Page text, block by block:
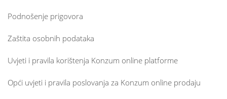
Podnošenje prigovora
Zaštita osobnih podataka
Uvjeti i pravila korištenja Konzum online platforme
Opći uvjeti i pravila poslovanja za Konzum online prodaju